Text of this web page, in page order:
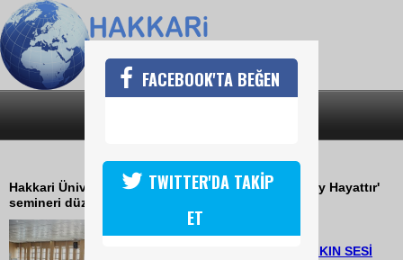
HAKKARİ ÜNİVERSİTESİNDE SEMİNER
Hakkari Üniversitesi'nde ''Bağımlı Olunacak Tek Şey Hayattır'
semineri düzenlendi.
10 Mart 2018 Cumartesi 12:50
HABER: SERDAR SEVİ-HALKIN SESİ
FACEBOOK'TA BEĞEN
TWITTER'DA TAKİP
ET